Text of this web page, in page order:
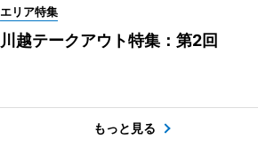
エリア特集
川越テークアウト特集：第2回
もっと見る